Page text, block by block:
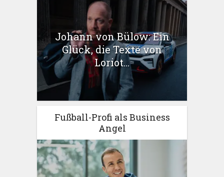
Johann von Bülow: Ein
Glück, die Texte von
Loriot...
Fußball-Profi als Business
Angel